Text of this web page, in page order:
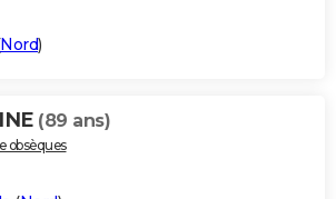
Nord)
(89 ans)
obsèques